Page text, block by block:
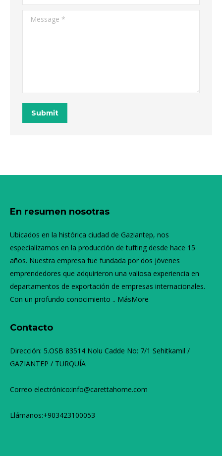
Message *
Submit
En resumen nosotras
Ubicados en la histórica ciudad de Gaziantep, nos
especializamos en la producción de tufting desde hace 15
años. Nuestra empresa fue fundada por dos jóvenes
emprendedores que adquirieron una valiosa experiencia en
departamentos de exportación de empresas internacionales.
Con un profundo conocimiento .. MásMore
Contacto
Dirección: 5.OSB 83514 Nolu Cadde No: 7/1 Sehitkamil /
GAZIANTEP / TURQUÍA
Correo electrónico:info@carettahome.com
Llámanos:+903423100053